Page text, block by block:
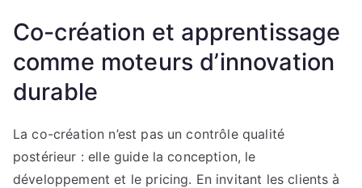
Co-création et apprentissage
comme moteurs d’innovation
durable
La co-création n’est pas un contrôle qualité
postérieur : elle guide la conception, le
développement et le pricing. En invitant les clients à